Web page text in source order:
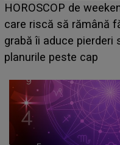
Emanuel a ținut
acum! În fața
face o MĂRTURISIRE
sa: "I-am spus și ei în